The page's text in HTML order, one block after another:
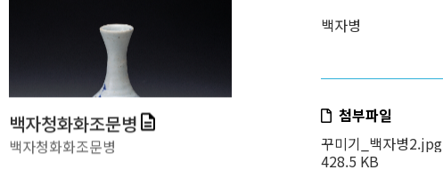
백자청화화조문병
백자청화화조문병
백자병
첨부파일
꾸미기_백자병2.jpg
428.5 KB